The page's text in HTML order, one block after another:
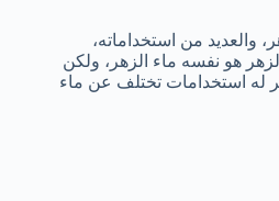
والعديد من استخداماته،
هو نفسه ماء الزهر، ولكن
له استخدامات تختلف عن ماء